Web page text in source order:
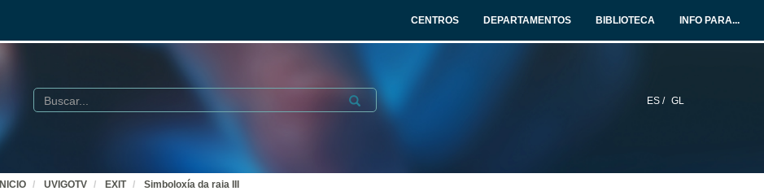
CENTROS DEPARTAMENTOS BIBLIOTECA INFO PARA...
ES / GL
Buscar Submit
INICIO UVIGOTV EXIT Simboloxía da raia III